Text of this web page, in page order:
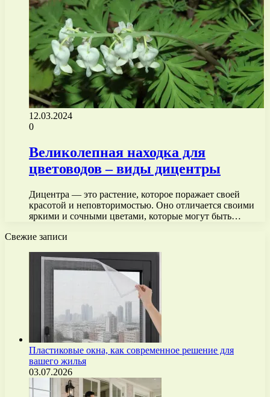
12.03.2024
0
Великолепная находка для
цветоводов – виды дицентры
Дицентра — это растение, которое поражает своей
красотой и неповторимостью. Оно отличается своими
яркими и сочными цветами, которые могут быть…
Свежие записи
Пластиковые окна, как современное решение для
вашего жилья
03.07.2026